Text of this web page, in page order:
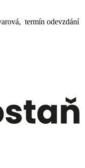
termín odevzdání